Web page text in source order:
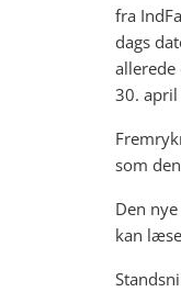
fra
dags
allerede
30.
som
Den
kan